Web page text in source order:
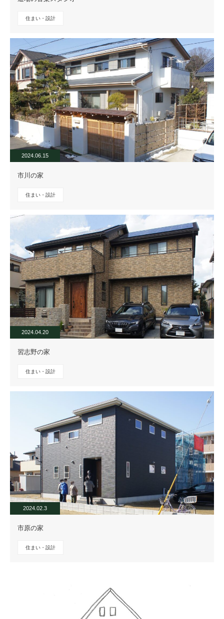
住まい・設計
2024.06.15
市川の家
住まい・設計
2024.04.20
習志野の家
住まい・設計
2024.02.3
市原の家
住まい・設計